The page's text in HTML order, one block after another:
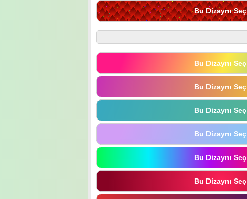
Bu Dizaynı Seç
Bu Dizaynı Seç
Bu Dizaynı Seç
Bu Dizaynı Seç
Bu Dizaynı Seç
Bu Dizaynı Seç
Bu Dizaynı Seç